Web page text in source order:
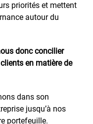
priorités et mettent
autour du
donc concilier
en matière de
dans son
jusqu’à nos
portefeuille.